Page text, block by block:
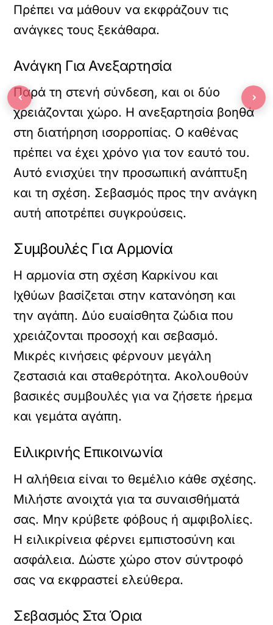
Πρέπει να μάθουν να εκφράζουν τις
ανάγκες τους ξεκάθαρα.
Ανάγκη Για Ανεξαρτησία
Παρά τη στενή σύνδεση, και οι δύο
χρειάζονται χώρο. Η ανεξαρτησία βοηθά
στη διατήρηση ισορροπίας. Ο καθένας
πρέπει να έχει χρόνο για τον εαυτό του.
Αυτό ενισχύει την προσωπική ανάπτυξη
και τη σχέση. Σεβασμός προς την ανάγκη
αυτή αποτρέπει συγκρούσεις.
Συμβουλές Για Αρμονία
Η αρμονία στη σχέση Καρκίνου και
Ιχθύων βασίζεται στην κατανόηση και
την αγάπη. Δύο ευαίσθητα ζώδια που
χρειάζονται προσοχή και σεβασμό.
Μικρές κινήσεις φέρνουν μεγάλη
ζεστασιά και σταθερότητα. Ακολουθούν
βασικές συμβουλές για να ζήσετε ήρεμα
και γεμάτα αγάπη.
Ειλικρινής Επικοινωνία
Η αλήθεια είναι το θεμέλιο κάθε σχέσης.
Μιλήστε ανοιχτά για τα συναισθήματά
σας. Μην κρύβετε φόβους ή αμφιβολίες.
Η ειλικρίνεια φέρνει εμπιστοσύνη και
ασφάλεια. Δώστε χώρο στον σύντροφό
σας να εκφραστεί ελεύθερα.
Σεβασμός Στα Όρια
‹ ›